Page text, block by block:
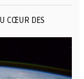
CŒUR DES